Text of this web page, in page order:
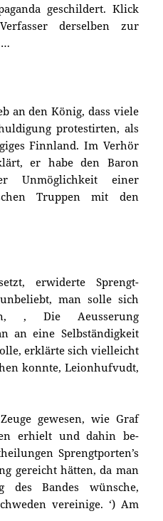
geschildert. Klick
derselben zur
…
an den König, dass viele
protestirten, als
Finnland. Im Verhör
er habe den Baron
Unmöglichkeit einer
Truppen mit den
erwiderte Sprengt-
man solle sich
, Die Aeusserung
an eine Selbständigkeit
erklärte sich vielleicht
konnte, Leionhufvudt,
gewesen, wie Graf
erhielt und dahin be-
Sprengtporten’s
gereicht hätten, da man
des Bandes wünsche,
vereinige. ‘) Am